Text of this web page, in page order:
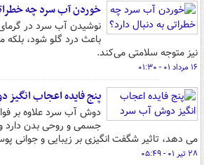
خوردن آب سرد چه
نوشیدن آب سرد در گرمای
باعث درد گلو شود، بلکه
نیز متوجه سلامتی می‌کند.
۱۶ مرداد ۰۱ - ۰۱:۳۰
پنج فایده اعجاب
دوش آب سرد علاوه بر
جسمی و روحی بدن دارد و
می دهد، تاثیر شگفت انگیزی بر زیبایی و جوانی
۲۸ تیر ۰۱ - ۰۵:۴۹